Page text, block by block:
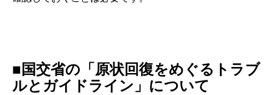
■国交省の「原状回復をめぐるトラブ
ルとガイドライン」について